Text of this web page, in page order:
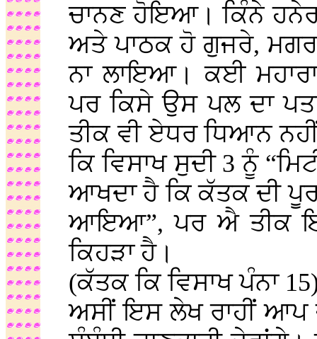
ਚਾਨਣ ਹੋਇਆ। ਕਿੰਨੇ
ਅਤੇ ਪਾਠਕ ਹੋ ਗੁਜਰੇ, ਮਗਰ
ਨਾ ਲਾਇਆ। ਕਈ
ਪਰ ਕਿਸੇ ਉਸ ਪਲ ਦਾ
ਤੀਕ ਵੀ ਏਧਰ ਧਿਆਨ
ਕਿ ਵਿਸਾਖ ਸੁਦੀ 3 ਨੂੰ
ਆਖਦਾ ਹੈ ਕਿ ਕੱਤਕ ਦੀ
ਆਇਆ”, ਪਰ ਐ ਤੀਕ
ਕਿਹੜਾ ਹੈ।
(ਕੱਤਕ ਕਿ ਵਿਸਾਖ ਪੰਨਾ
ਅਸੀਂ ਇਸ ਲੇਖ ਰਾਹੀਂ ਆਪ